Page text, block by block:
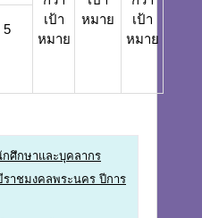
เป้า
หมาย
หมาย
เป้า
หมาย
5
ศึกษาและบุคลากร
าชมงคลพระนคร ปีการ